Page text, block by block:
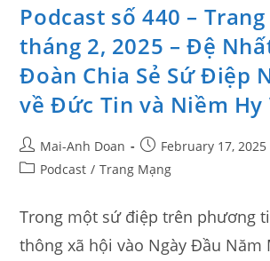
Podcast số 440 –
tháng 2, 2025 – Đệ
Đoàn Chia Sẻ Sứ Điệp
về Đức Tin và Niềm Hy
Mai-Anh Doan
February 17, 2025
Podcast / Trang Mạng
Trong một sứ điệp trên phương
thông xã hội vào Ngày Đầu Năm